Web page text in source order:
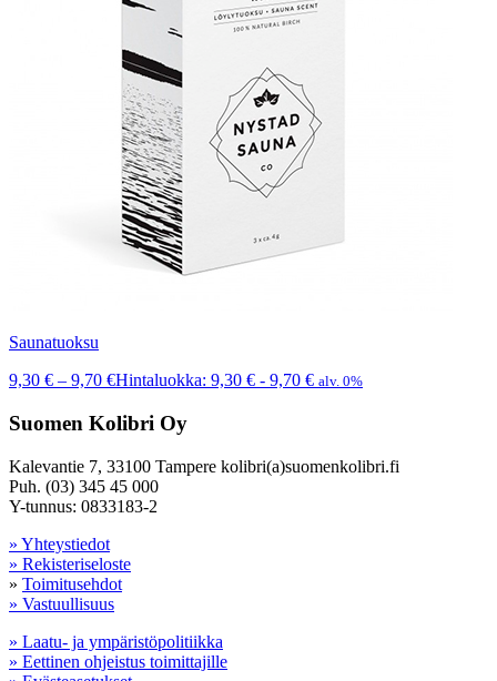
Saunatuoksu
9,30 € – 9,70 €Hintaluokka: 9,30 € - 9,70 € alv. 0%
Suomen Kolibri Oy
Kalevantie 7, 33100 Tampere kolibri(a)suomenkolibri.fi
Puh. (03) 345 45 000
Y-tunnus: 0833183-2
» Yhteystiedot
» Rekisteriseloste
» Toimitusehdot
» Vastuullisuus
» Laatu- ja ympäristöpolitiikka
» Eettinen ohjeistus toimittajille